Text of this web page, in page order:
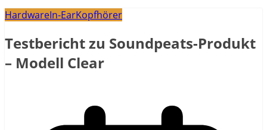
HardwareIn-EarKopfhörer
Testbericht zu Soundpeats-Produkt
– Modell Clear